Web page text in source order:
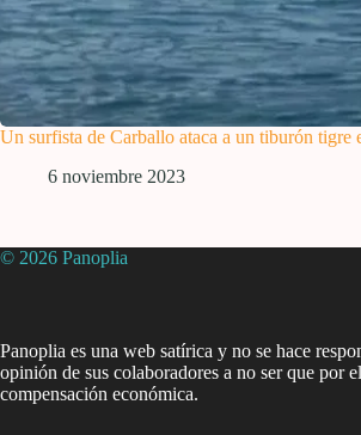
Un surfista de Carballo ataca a un tiburón tigre
6 noviembre 2023
© 2026 Panoplia
Panoplia es una web satírica y no se hace
opinión de sus colaboradores a no ser que por
compensación económica.